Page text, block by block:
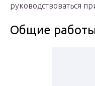
руководствоваться
Общие